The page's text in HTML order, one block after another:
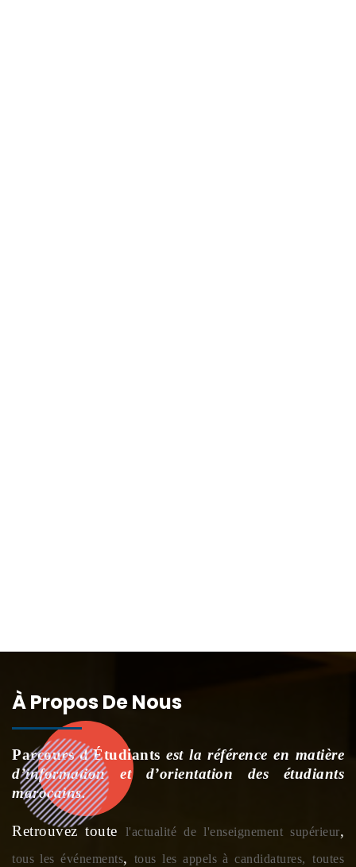
À Propos De Nous
Parcours d'Étudiants est la référence en matière
d’information et d’orientation des étudiants
marocains.
Retrouvez toute l'actualité de l'enseignement supérieur,
tous les événements, tous les appels à candidatures, toutes